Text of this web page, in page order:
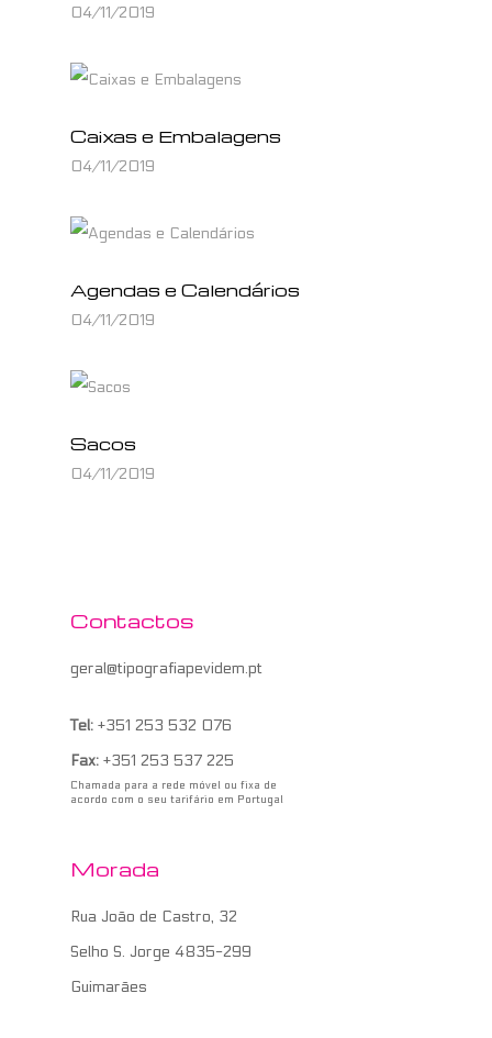
04/11/2019
Caixas e Embalagens
04/11/2019
Agendas e Calendários
04/11/2019
Sacos
04/11/2019
Contactos
geral@tipografiapevidem.pt
Tel: +351 253 532 076
Fax: +351 253 537 225
Chamada para a rede móvel ou fixa de
acordo com o seu tarifário em Portugal
Morada
Rua João de Castro, 32
Selho S. Jorge 4835-299
Guimarães